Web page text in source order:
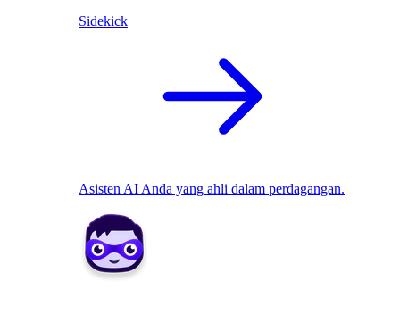
Sidekick
Asisten AI Anda yang ahli dalam perdagangan.